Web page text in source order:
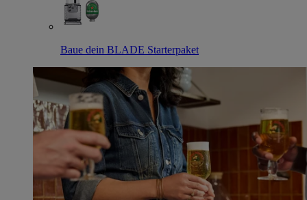
Baue dein BLADE Starterpaket